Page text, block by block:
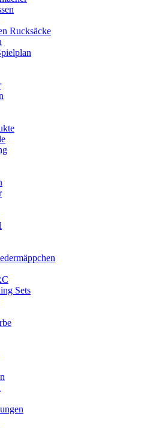
Rucksäcke
Sets